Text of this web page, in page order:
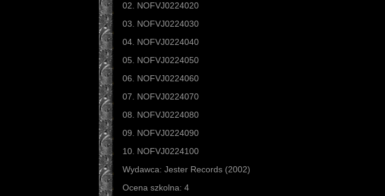
02. NOFVJ0224020
03. NOFVJ0224030
04. NOFVJ0224040
05. NOFVJ0224050
06. NOFVJ0224060
07. NOFVJ0224070
08. NOFVJ0224080
09. NOFVJ0224090
10. NOFVJ0224100
Wydawca: Jester Records (2002)
Ocena szkolna: 4